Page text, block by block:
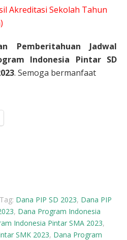
Akreditasi Sekolah Tahun
Pemberitahuan Jadwal
Indonesia Pintar SD
. Semoga bermanfaat
Tag: Dana PIP SD 2023, Dana PIP
, Dana Program Indonesia
Indonesia Pintar SMA 2023,
SMK 2023, Dana Program